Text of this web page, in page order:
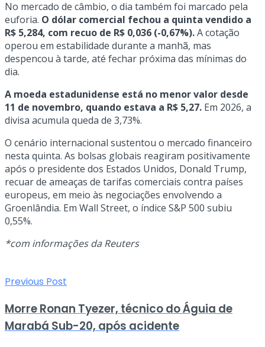
No mercado de câmbio, o dia também foi marcado pela
euforia. O dólar comercial fechou a quinta vendido a
R$ 5,284, com recuo de R$ 0,036 (-0,67%).A cotação
operou em estabilidade durante a manhã, mas
despencou à tarde, até fechar próxima das mínimas do
dia.
A moeda estadunidense está no menor valor desde
11 de novembro, quando estava a R$ 5,27. Em 2026, a
divisa acumula queda de 3,73%.
O cenário internacional sustentou o mercado financeiro
nesta quinta. As bolsas globais reagiram positivamente
após o presidente dos Estados Unidos, Donald Trump,
recuar de ameaças de tarifas comerciais contra países
europeus, em meio às negociações envolvendo a
Groenlândia. Em Wall Street, o índice S&P 500 subiu
0,55%.
*com informações da Reuters
Previous Post
Morre Ronan Tyezer, técnico do Águia de
Marabá Sub-20, após acidente